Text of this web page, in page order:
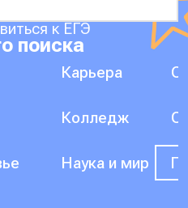
к ЕГЭ
поиска
Карьера
Колледж
Наука и мир